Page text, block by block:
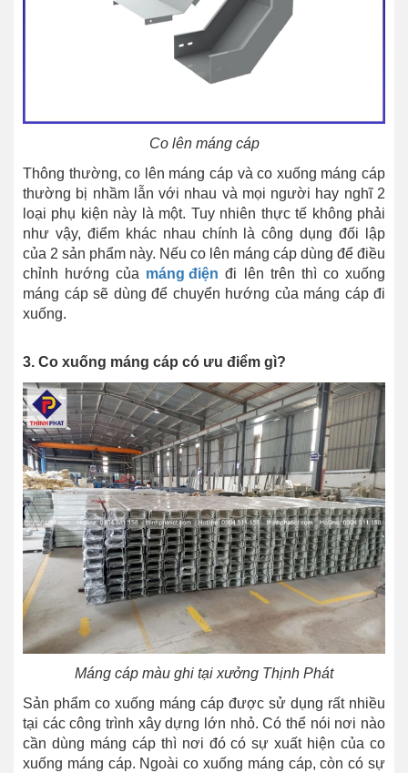
Co lên máng cáp
Thông thường, co lên máng cáp và co xuống máng cáp
thường bị nhầm lẫn với nhau và mọi người hay nghĩ 2
loại phụ kiện này là một. Tuy nhiên thực tế không phải
như vậy, điểm khác nhau chính là công dụng đối lập
của 2 sản phẩm này. Nếu co lên máng cáp dùng để điều
chỉnh hướng của máng điện đi lên trên thì co xuống
máng cáp sẽ dùng để chuyển hướng của máng cáp đi
xuống.
3. Co xuống máng cáp có ưu điểm gì?
Máng cáp màu ghi tại xưởng Thịnh Phát
Sản phẩm co xuống máng cáp được sử dụng rất nhiều
tại các công trình xây dựng lớn nhỏ. Có thể nói nơi nào
cần dùng máng cáp thì nơi đó có sự xuất hiện của co
xuống máng cáp. Ngoài co xuống máng cáp, còn có sự